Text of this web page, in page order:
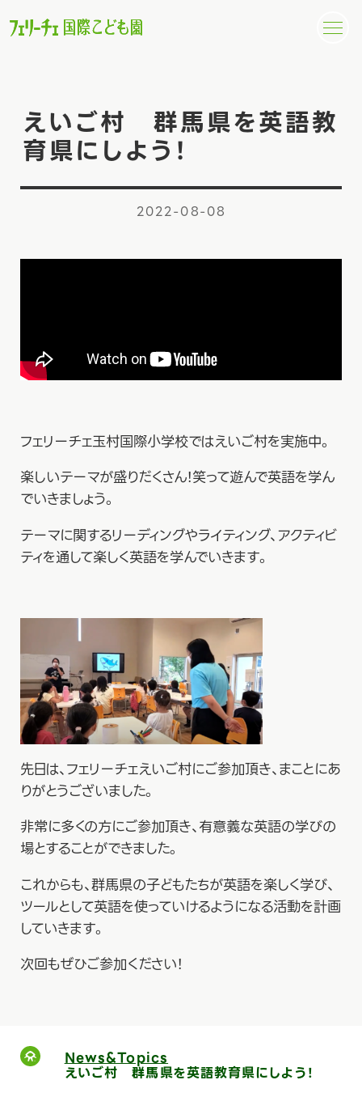
えいご村 群馬県を英語教
育県にしよう！
2022-08-08
フェリーチェ玉村国際小学校ではえいご村を実施中。
楽しいテーマが盛りだくさん！笑って遊んで英語を学ん
でいきましょう。
テーマに関するリーディングやライティング、アクティビ
ティを通して楽しく英語を学んでいきます。
先日は、フェリーチェえいご村にご参加頂き、まことにあ
りがとうございました。
非常に多くの方にご参加頂き、有意義な英語の学びの
場とすることができました。
これからも、群馬県の子どもたちが英語を楽しく学び、
ツールとして英語を使っていけるようになる活動を計画
していきます。
次回もぜひご参加ください！
News&Topics
えいご村 群馬県を英語教育県にしよう！